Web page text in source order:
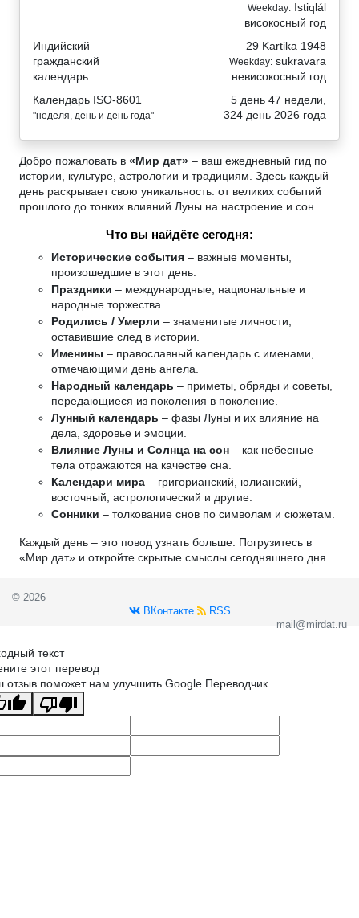
Weekday: Istiqlál
високосный год
Индийский
гражданский
календарь
29 Kartika 1948
Weekday: sukravara
невисокосный год
Календарь ISO-8601
"неделя, день и день года"
5 день 47 недели,
324 день 2026 года
Добро пожаловать в «Мир дат» – ваш ежедневный гид по
истории, культуре, астрологии и традициям. Здесь каждый
день раскрывает свою уникальность: от великих событий
прошлого до тонких влияний Луны на настроение и сон.
Что вы найдёте сегодня:
Исторические события – важные моменты,
произошедшие в этот день.
Праздники – международные, национальные и
народные торжества.
Родились / Умерли – знаменитые личности,
оставившие след в истории.
Именины – православный календарь с именами,
отмечающими день ангела.
Народный календарь – приметы, обряды и советы,
передающиеся из поколения в поколение.
Лунный календарь – фазы Луны и их влияние на
дела, здоровье и эмоции.
Влияние Луны и Солнца на сон – как небесные
тела отражаются на качестве сна.
Календари мира – григорианский, юлианский,
восточный, астрологический и другие.
Сонники – толкование снов по символам и сюжетам.
Каждый день – это повод узнать больше. Погрузитесь в
«Мир дат» и откройте скрытые смыслы сегодняшнего дня.
© 2026
ВКонтакте
RSS
mail@mirdat.ru
текст
этот перевод
отзыв поможет нам улучшить Google Переводчик